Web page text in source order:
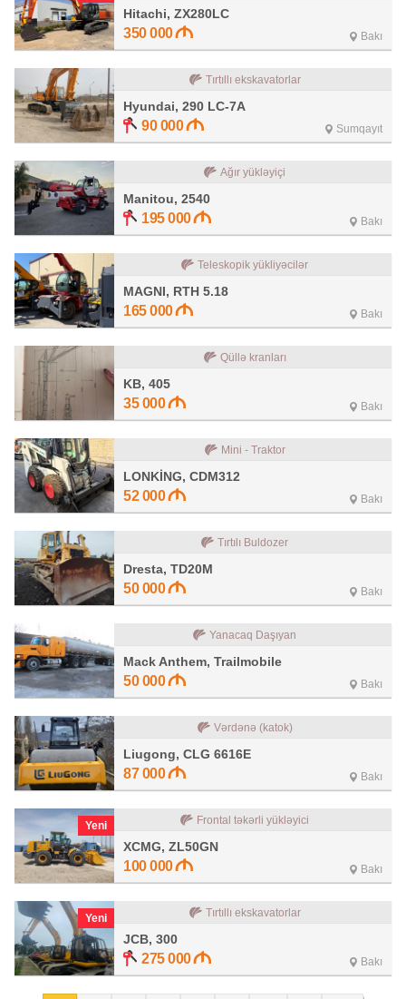
Hitachi, ZX280LC
350 000 Bakı
Tırtıllı ekskavatorlar
Hyundai, 290 LC-7A
90 000 Sumqayıt
Ağır yükləyiçi
Manitou, 2540
195 000 Bakı
Teleskopik yükliyəcilər
MAGNI, RTH 5.18
165 000 Bakı
Qüllə kranları
KB, 405
35 000 Bakı
Mini - Traktor
LONKİNG, CDM312
52 000 Bakı
Tırtılı Buldozer
Dresta, TD20M
50 000 Bakı
Yanacaq Daşıyan
Mack Anthem, Trailmobile
50 000 Bakı
Vərdənə (katok)
Liugong, CLG 6616E
87 000 Bakı
Yeni Frontal təkərli yükləyici
XCMG, ZL50GN
100 000 Bakı
Yeni Tırtıllı ekskavatorlar
JCB, 300
275 000 Bakı